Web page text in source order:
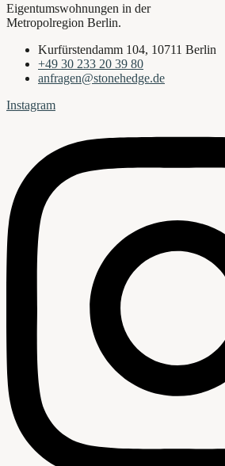
Eigentumswohnungen in der
Metropolregion Berlin.
Kurfürstendamm 104, 10711 Berlin
+49 30 233 20 39 80
anfragen@stonehedge.de
Instagram